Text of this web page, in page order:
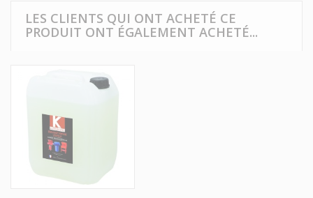
LES CLIENTS QUI ONT ACHETÉ CE
PRODUIT ONT ÉGALEMENT ACHETÉ...